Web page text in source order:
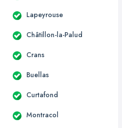
Lapeyrouse
Châtillon-la-Palud
Crans
Buellas
Curtafond
Montracol